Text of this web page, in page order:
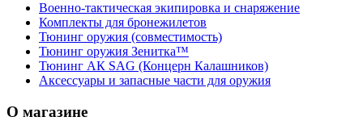
Военно-тактическая экипировка и снаряжение
Комплекты для бронежилетов
Тюнинг оружия (совместимость)
Тюнинг оружия Зенитка™
Тюнинг АК SAG (Концерн Калашников)
Аксессуары и запасные части для оружия
О магазине